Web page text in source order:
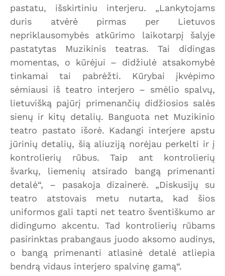
pastatu, išskirtiniu interjeru. „Lankytojams
duris atvėrė pirmas per Lietuvos
nepriklausomybės atkūrimo laikotarpį šalyje
pastatytas Muzikinis teatras. Tai didingas
momentas, o kūrėjui – didžiulė atsakomybė
tinkamai tai pabrėžti. Kūrybai įkvėpimo
sėmiausi iš teatro interjero – smėlio spalvų,
lietuvišką pajūrį primenančių didžiosios salės
sienų ir kitų detalių. Banguota net Muzikinio
teatro pastato išorė. Kadangi interjere apstu
jūrinių detalių, šią aliuziją norėjau perkelti ir į
kontrolierių rūbus. Taip ant kontrolierių
švarkų, liemenių atsirado bangą primenanti
detalė“, – pasakoja dizainerė. „Diskusijų su
teatro atstovais metu nutarta, kad šios
uniformos gali tapti net teatro šventiškumo ar
didingumo akcentu. Tad kontrolierių rūbams
pasirinktas prabangaus juodo aksomo audinys,
o bangą primenanti atlasinė detalė atliepia
bendrą vidaus interjero spalvinę gamą“.